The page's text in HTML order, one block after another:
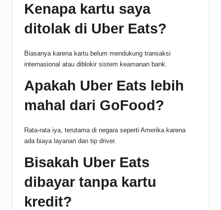
Kenapa kartu saya
ditolak di Uber Eats?
Biasanya karena kartu belum mendukung transaksi
internasional atau diblokir sistem keamanan bank.
Apakah Uber Eats lebih
mahal dari GoFood?
Rata-rata iya, terutama di negara seperti Amerika karena
ada biaya layanan dan tip driver.
Bisakah Uber Eats
dibayar tanpa kartu
kredit?